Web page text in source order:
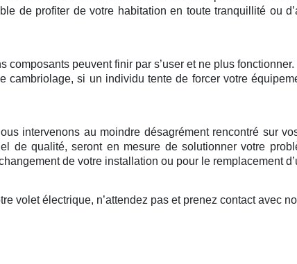
de profiter de votre habitation en toute tranquillité ou
composants peuvent finir par s’user et ne plus
cambriolage, si un individu tente de forcer votre
intervenons au moindre désagrément rencontré sur
de qualité, seront en mesure de solutionner votre
de votre installation ou pour le remplacement
volet électrique, n’attendez pas et prenez contact avec